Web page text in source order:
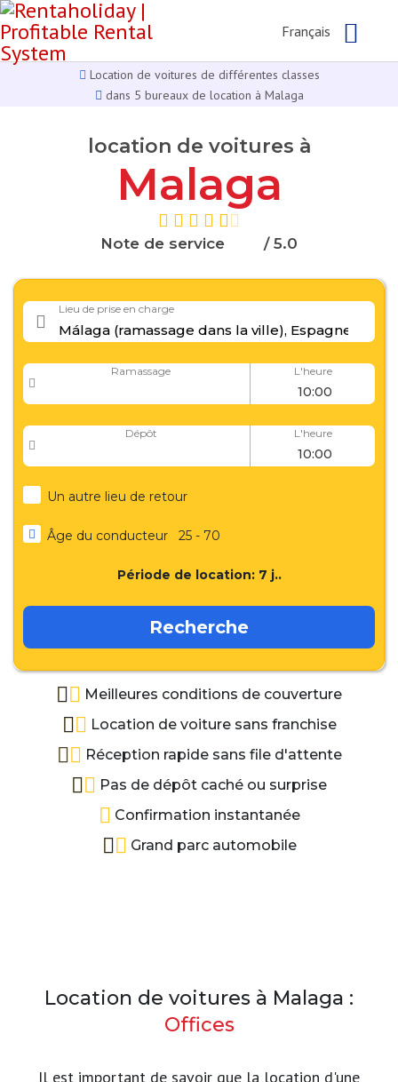
Français
Location de voitures de différentes classes
dans 5 bureaux de location à Malaga
location de voitures à
Malaga
Note de service / 5.0
Lieu de prise en charge
Ramassage L'heure
Dépôt L'heure
Un autre lieu de retour
Âge du conducteur 25 - 70
Période de location: 7 j..
Recherche
Meilleures conditions de couverture
Location de voiture sans franchise
Réception rapide sans file d'attente
Pas de dépôt caché ou surprise
Confirmation instantanée
Grand parc automobile
Location de voitures à Malaga :
Offices
Il est important de savoir que la location d'une